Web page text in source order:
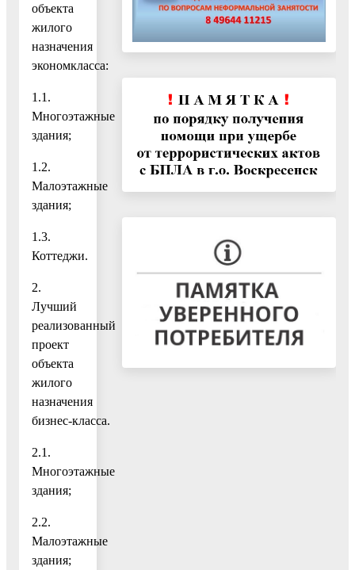
объекта
жилого
назначения
экономкласса:
1.1.
Многоэтажные
здания;
1.2.
Малоэтажные
здания;
1.3.
Коттеджи.
2.
Лучший
реализованный
проект
объекта
жилого
назначения
бизнес‑класса.
2.1.
Многоэтажные
здания;
2.2.
Малоэтажные
здания;